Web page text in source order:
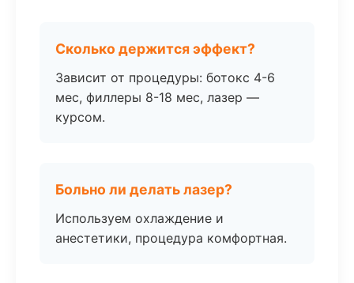
Сколько держится эффект?
Зависит от процедуры: ботокс 4-6
мес, филлеры 8-18 мес, лазер —
курсом.
Больно ли делать лазер?
Используем охлаждение и
анестетики, процедура комфортная.